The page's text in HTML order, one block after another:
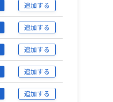
追加する
追加する
追加する
追加する
追加する